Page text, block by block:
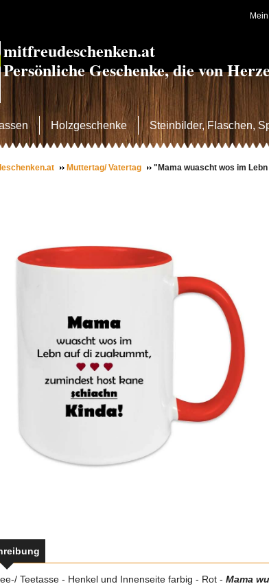
mitfreudeschenken.at
Persönliche Geschenke, die von
Holzgeschenke Steinbilder, Flaschen,
Muttertag/ Vatertag
"Mama wuascht wos im
Teetasse - Henkel und Innenseite farbig - Rot - Mama